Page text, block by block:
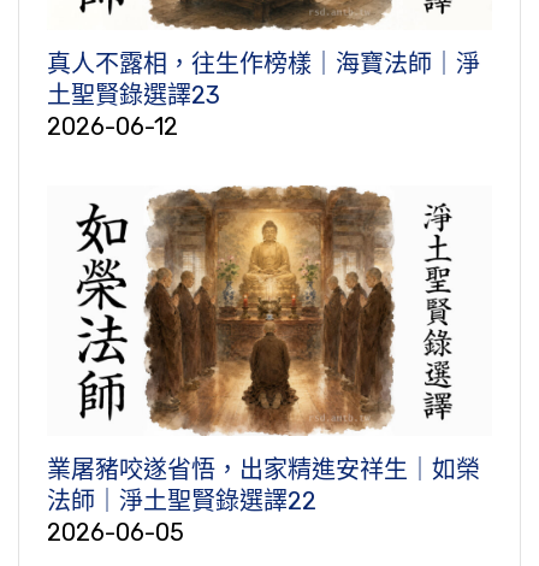
真人不露相，往生作榜樣｜海寶法師｜淨
土聖賢錄選譯23
2026-06-12
業屠豬咬遂省悟，出家精進安祥生｜如榮
法師｜淨土聖賢錄選譯22
2026-06-05